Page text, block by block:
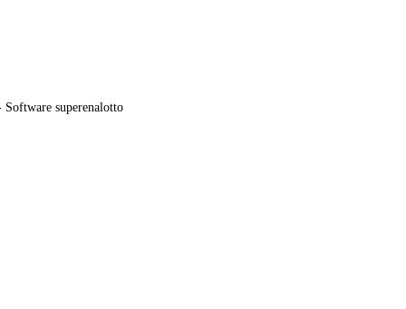
Software superenalotto